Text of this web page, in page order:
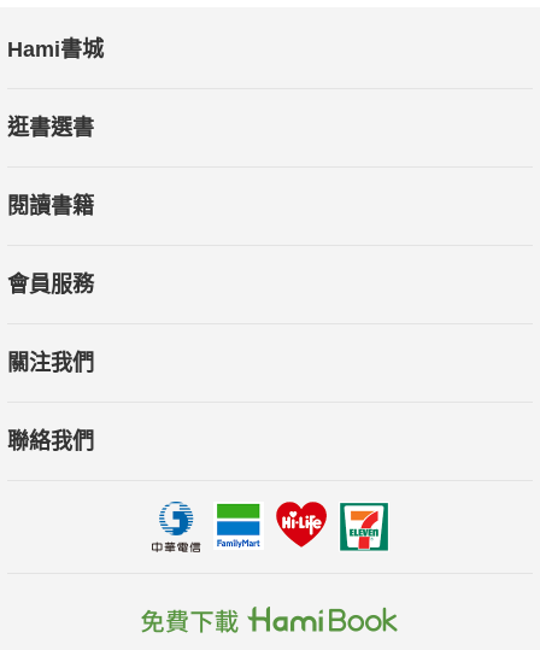
癌的風險，防患於未然。願這本書能夠成為乳健教育的藍圖，為
Hami書城
逛書選書
閱讀書籍
會員服務
關注我們
聯絡我們